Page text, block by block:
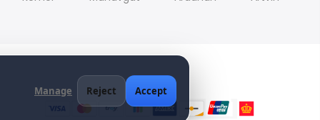
Manage Reject Accept